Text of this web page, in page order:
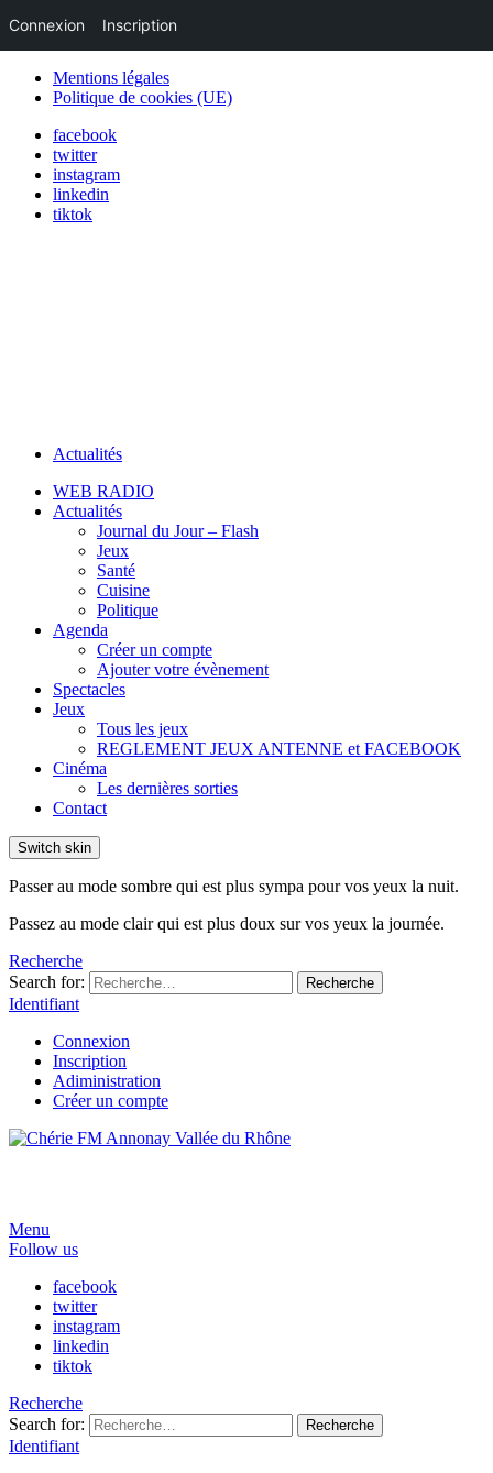
Mentions légales
Politique de cookies (UE)
facebook
twitter
instagram
linkedin
tiktok
Actualités
WEB RADIO
Actualités
Journal du Jour – Flash
Jeux
Santé
Cuisine
Politique
Agenda
Créer un compte
Ajouter votre évènement
Spectacles
Jeux
Tous les jeux
REGLEMENT JEUX ANTENNE et FACEBOOK
Cinéma
Les dernières sorties
Contact
Switch skin
Passer au mode sombre qui est plus sympa pour vos yeux la nuit.
Passez au mode clair qui est plus doux sur vos yeux la journée.
Recherche
Search for:
Recherche
Identifiant
Connexion
Inscription
Adiministration
Créer un compte
Menu
Follow us
facebook
twitter
instagram
linkedin
tiktok
Recherche
Search for:
Recherche
Identifiant
Connexion Inscription